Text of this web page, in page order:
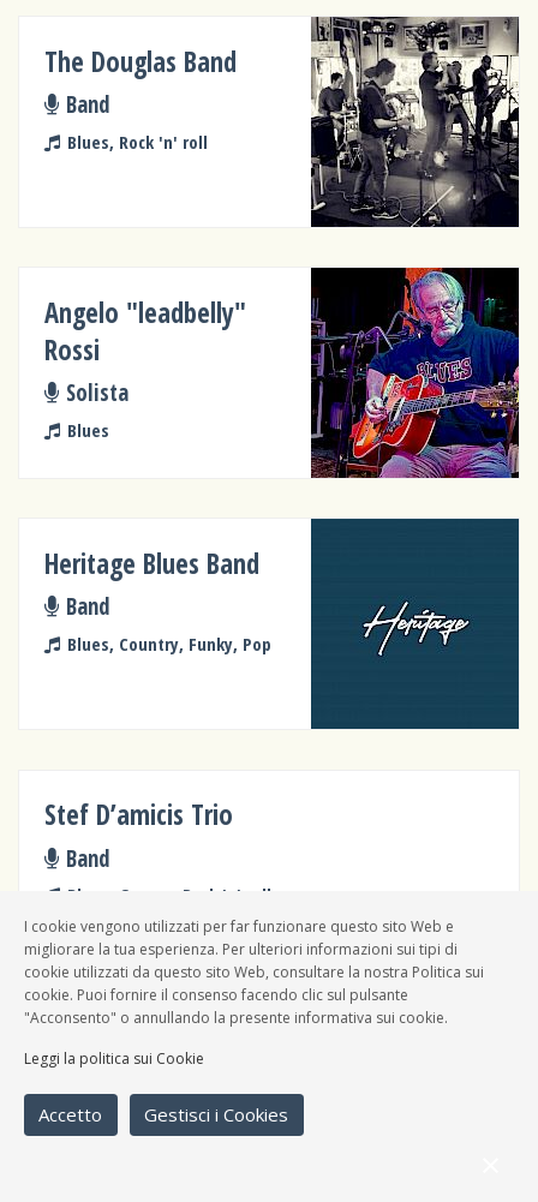
The Douglas Band
Band
Blues, Rock 'n' roll
Angelo "leadbelly"
Rossi
Solista
Blues
Heritage Blues Band
Band
Blues, Country, Funky, Pop
Stef D’amicis Trio
Band
Blues, Groove, Rock 'n' roll
The Paninari
Band
Blues, Punk rock, Rock 'n' roll
I cookie vengono utilizzati per far funzionare questo sito Web e
migliorare la tua esperienza. Per ulteriori informazioni sui tipi di
cookie utilizzati da questo sito Web, consultare la nostra Politica sui
cookie. Puoi fornire il consenso facendo clic sul pulsante
"Acconsento" o annullando la presente informativa sui cookie.
Leggi la politica sui Cookie
Accetto Gestisci i Cookies